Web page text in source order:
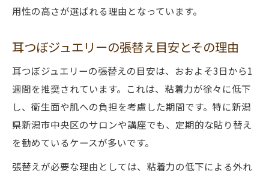
用性の高さが選ばれる理由となっています。
耳つぼジュエリーの張替え目安とその理由
耳つぼジュエリーの張替えの目安は、おおよそ3日から1
週間を推奨されています。これは、粘着力が徐々に低下
し、衛生面や肌への負担を考慮した期間です。特に新潟
県新潟市中央区のサロンや講座でも、定期的な貼り替え
を勧めているケースが多いです。
張替えが必要な理由としては、粘着力の低下による外れ